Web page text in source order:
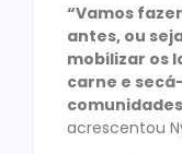
“Vamos
antes, ou
mobilizar os
carne e
acrescentou